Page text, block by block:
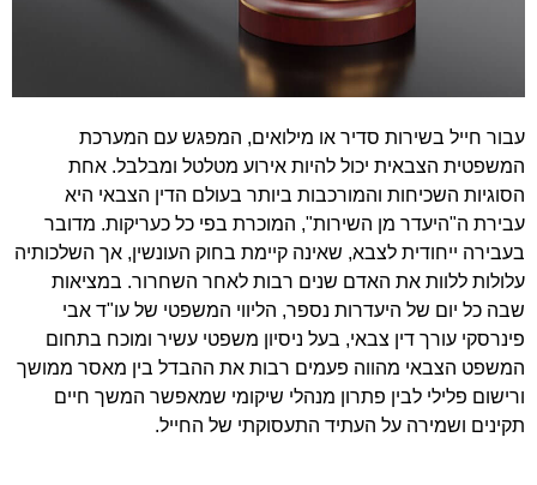
עבור חייל בשירות סדיר או מילואים, המפגש עם המערכת
המשפטית הצבאית יכול להיות אירוע מטלטל ומבלבל. אחת
הסוגיות השכיחות והמורכבות ביותר בעולם הדין הצבאי היא
עבירת ה"היעדר מן השירות", המוכרת בפי כל כעריקות. מדובר
בעבירה ייחודית לצבא, שאינה קיימת בחוק העונשין, אך השלכותיה
עלולות ללוות את האדם שנים רבות לאחר השחרור. במציאות
שבה כל יום של היעדרות נספר, הליווי המשפטי של עו"ד אבי
פינרסקי עורך דין צבאי, בעל ניסיון משפטי עשיר ומוכח בתחום
המשפט הצבאי מהווה פעמים רבות את ההבדל בין מאסר ממושך
ורישום פלילי לבין פתרון מנהלי שיקומי שמאפשר המשך חיים
תקינים ושמירה על העתיד התעסוקתי של החייל.